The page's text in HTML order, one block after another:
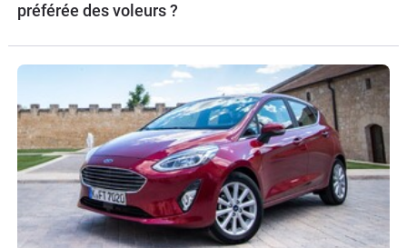
préférée des voleurs ?